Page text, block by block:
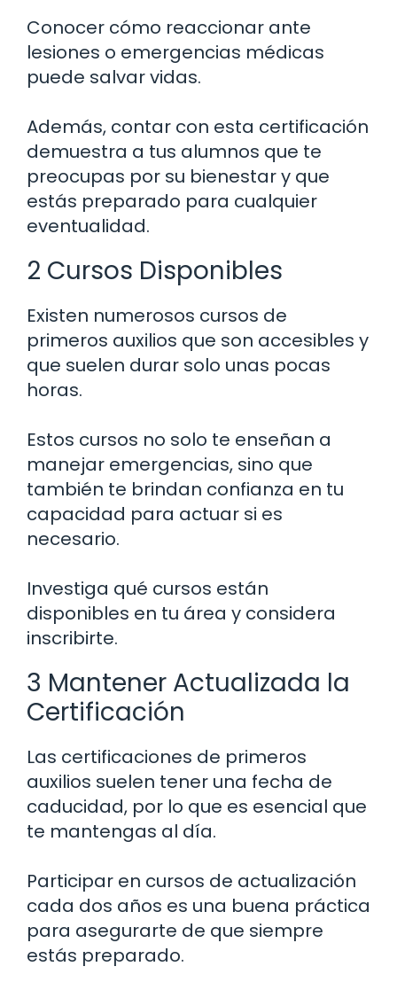
Conocer cómo reaccionar ante
lesiones o emergencias médicas
puede salvar vidas.
Además, contar con esta certificación
demuestra a tus alumnos que te
preocupas por su bienestar y que
estás preparado para cualquier
eventualidad.
2 Cursos Disponibles
Existen numerosos cursos de
primeros auxilios que son accesibles y
que suelen durar solo unas pocas
horas.
Estos cursos no solo te enseñan a
manejar emergencias, sino que
también te brindan confianza en tu
capacidad para actuar si es
necesario.
Investiga qué cursos están
disponibles en tu área y considera
inscribirte.
3 Mantener Actualizada la
Certificación
Las certificaciones de primeros
auxilios suelen tener una fecha de
caducidad, por lo que es esencial que
te mantengas al día.
Participar en cursos de actualización
cada dos años es una buena práctica
para asegurarte de que siempre
estás preparado.